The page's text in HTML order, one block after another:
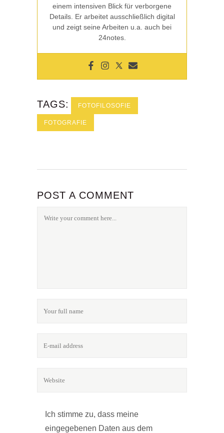
einem intensiven Blick für verborgene
Details. Er arbeitet ausschließlich digital
und zeigt seine Arbeiten u.a. auch bei
24notes.
TAGS: FOTOFILOSOFIE
FOTOGRAFIE
POST A COMMENT
Ich stimme zu, dass meine
eingegebenen Daten aus dem